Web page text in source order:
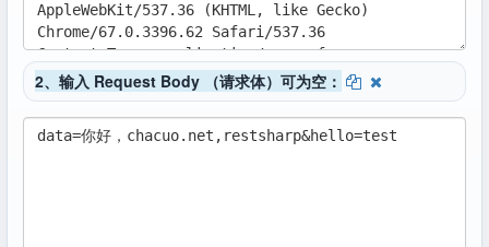
2、输入 Request Body （请求体）可为空：